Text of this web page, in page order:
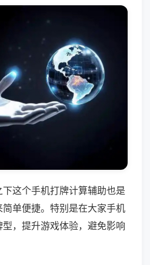
这个手机打牌计算辅助也是
单便捷。特别是在大家手机
，提升游戏体验，避免影响